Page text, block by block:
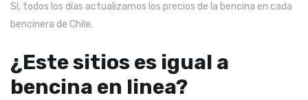
Sí, todos los días actualizamos los precios de la bencina en cada
bencinera de Chile.
¿Este sitios es igual a
bencina en linea?